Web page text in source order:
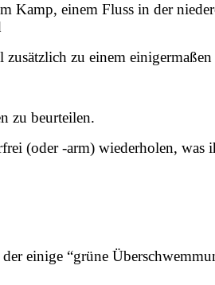
Kamp, einem Fluss in der
zusätzlich zu einem
zu beurteilen.
(oder -arm) wiederholen, was
einige “grüne